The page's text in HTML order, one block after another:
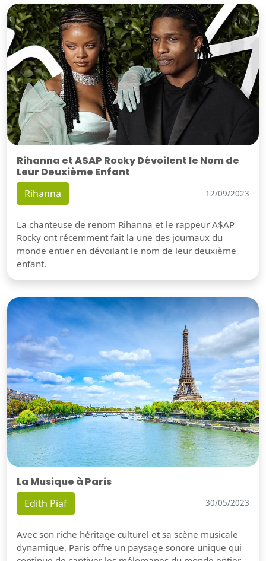
Rihanna et A$AP Rocky Dévoilent le Nom de
Leur Deuxième Enfant
Rihanna 12/09/2023
La chanteuse de renom Rihanna et le rappeur A$AP
Rocky ont récemment fait la une des journaux du
monde entier en dévoilant le nom de leur deuxième
enfant.
La Musique à Paris
Edith Piaf 30/05/2023
Avec son riche héritage culturel et sa scène musicale
dynamique, Paris offre un paysage sonore unique qui